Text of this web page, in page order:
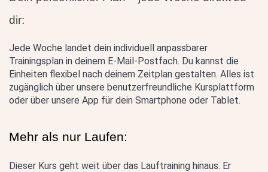
dir:
Jede Woche landet dein individuell anpassbarer
Trainingsplan in deinem E-Mail-Postfach. Du kannst die
Einheiten flexibel nach deinem Zeitplan gestalten. Alles ist
zugänglich über unsere benutzerfreundliche Kursplattform
oder über unsere App für dein Smartphone oder Tablet.
Mehr als nur Laufen:
Dieser Kurs geht weit über das Lauftraining hinaus. Er